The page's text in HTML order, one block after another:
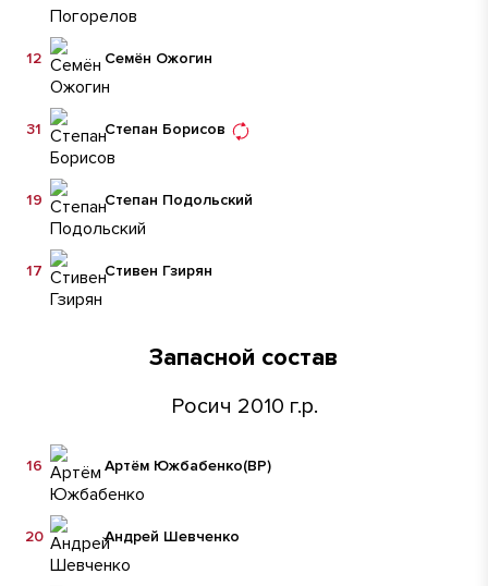
Семён Ожогин
12
Степан Борисов
31
Степан Подольский
19
Стивен Гзирян
17
Запасной состав
Росич 2010 г.р.
Артём Южбабенко(ВР)
16
Андрей Шевченко
20